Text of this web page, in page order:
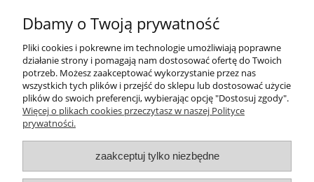
Kartka Boże Narodzenie z twoim logo od 5,00zł/szt.
5,00 zł Dostępność:1000
Dbamy o Twoją prywatność
Pliki cookies i pokrewne im technologie umożliwiają poprawne
działanie strony i pomagają nam dostosować ofertę do Twoich
potrzeb. Możesz zaakceptować wykorzystanie przez nas
wszystkich tych plików i przejść do sklepu lub dostosować użycie
plików do swoich preferencji, wybierając opcję "Dostosuj zgody".
Więcej o plikach cookies przeczytasz w naszej Polityce
prywatności.
zaakceptuj tylko niezbędne